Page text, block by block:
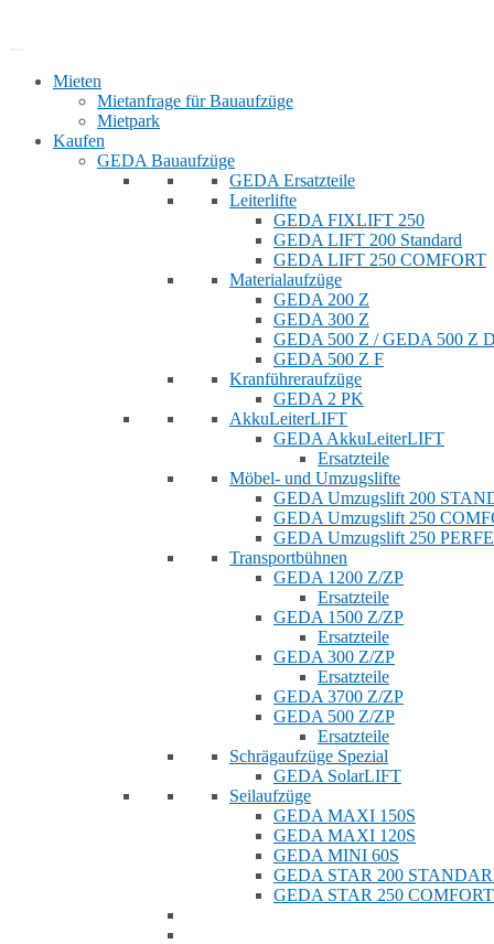
Mieten
Mietanfrage für Bauaufzüge
Mietpark
Kaufen
GEDA Bauaufzüge
GEDA Ersatzteile
Leiterlifte
GEDA FIXLIFT 250
GEDA LIFT 200 Standard
GEDA LIFT 250 COMFORT
Materialaufzüge
GEDA 200 Z
GEDA 300 Z
GEDA 500 Z / GEDA 500 Z
GEDA 500 Z F
Kranführeraufzüge
GEDA 2 PK
AkkuLeiterLIFT
GEDA AkkuLeiterLIFT
Ersatzteile
Möbel- und Umzugslifte
GEDA Umzugslift 200
GEDA Umzugslift 250
GEDA Umzugslift 250
Transportbühnen
GEDA 1200 Z/ZP
Ersatzteile
GEDA 1500 Z/ZP
Ersatzteile
GEDA 300 Z/ZP
Ersatzteile
GEDA 3700 Z/ZP
GEDA 500 Z/ZP
Ersatzteile
Schrägaufzüge Spezial
GEDA SolarLIFT
Seilaufzüge
GEDA MAXI 150S
GEDA MAXI 120S
GEDA MINI 60S
GEDA STAR 200
GEDA STAR 250 COMFORT